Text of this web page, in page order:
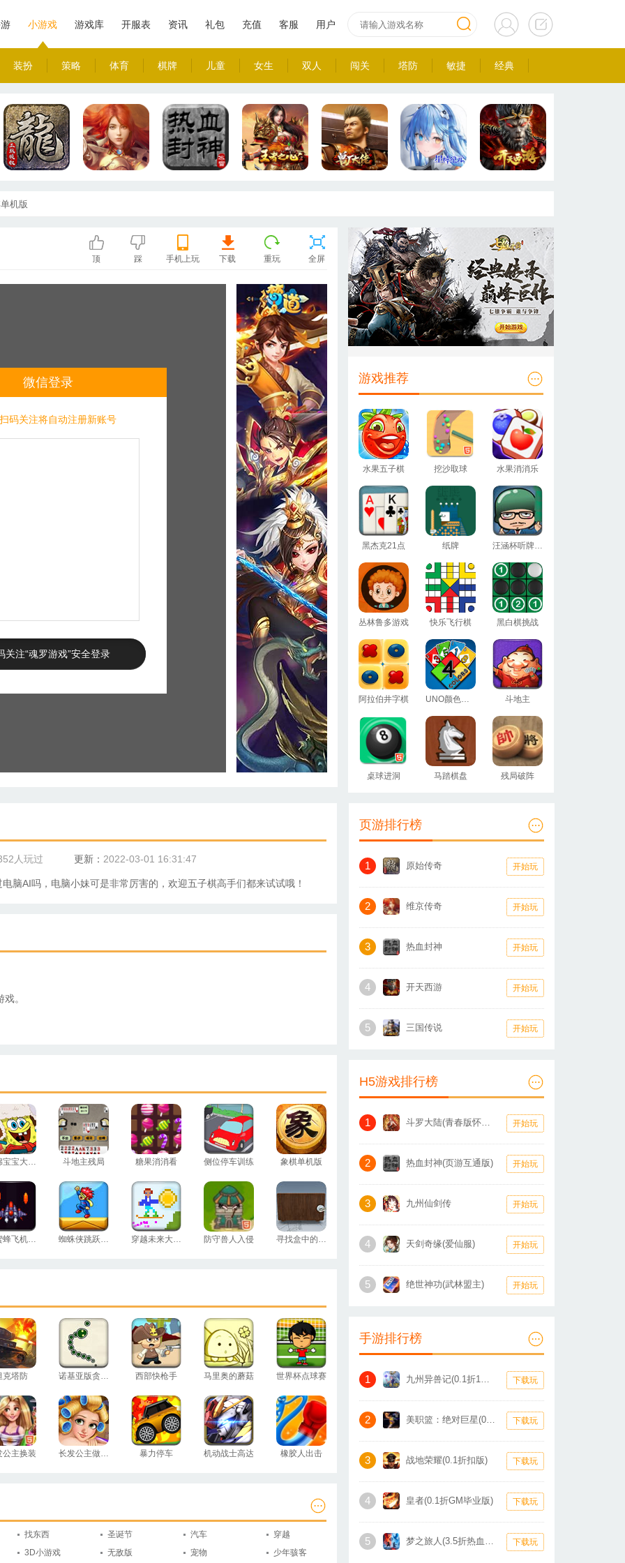
小游戏
装扮 策略 体育 棋牌 儿童 女生 双人 闯关 塔防 敏捷 经典
游戏库 开服表 资讯 礼包 充值 客服 用户
机版
顶 踩 手机上玩 下载 重玩 全屏
微信登录
码关注将自动注册新账号
关注“魂罗游戏”安全登录
游戏推荐
水果五子棋 挖沙取球 水果消消乐
黑杰克21点 纸牌 汪涵杯听牌大赛
丛林鲁多游戏 快乐飞行棋 黑白棋挑战
阿拉伯井字棋 UNO颜色卡牌 斗地主
桌球进洞 马踏棋盘 残局破阵
人玩过 更新： 2022-03-01 16:31:47
脑AI吗，电脑小妹可是非常厉害的，欢迎五子棋高手们都来试试哦！
。
海绵宝宝大富翁 斗地主残局 糖果消消看 侧位停车训练 象棋单机版
小蜜蜂飞机大战 蜘蛛侠跳跃测试 穿越未来大冒险 防守兽人入侵 寻找盒中的秘密
克塔防 诺基亚版贪吃蛇 西部快枪手 马里奥的蘑菇 世界杯点球赛
公主换装 长发公主做护理 暴力停车 机动战士高达 橡胶人出击
找东西 圣诞节 汽车
穿越
3D小游戏
无敌版 宠物 少年骇客
页游排行榜
1 原始传奇 开始玩
2 维京传奇 开始玩
3 热血封神 开始玩
4 开天西游 开始玩
5 三国传说 开始玩
H5游戏排行榜
1 斗罗大陆(青春版怀旧服) 开始玩
2 热血封神(页游互通版) 开始玩
3 九州仙剑传 开始玩
4 天剑奇缘(爱仙服) 开始玩
5 绝世神功(武林盟主) 开始玩
手游排行榜
1 九州异兽记(0.1折1W免费版) 下载玩
2 美职篮：绝对巨星(0.1折卡牌) 下载玩
3 战地荣耀(0.1折扣版) 下载玩
4 皇者(0.1折GM毕业版) 下载玩
5 梦之旅人(3.5折热血霸业) 下载玩